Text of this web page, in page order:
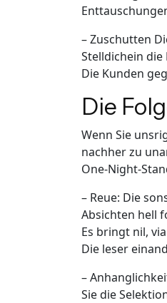
– Zuschutten
Stelldichein
Die Kunden
Die
Wenn Sie
nachher zu
One-Night-
– Reue: Die
Absichten hell
Es bringt nil,
Die leser
–
Sie die